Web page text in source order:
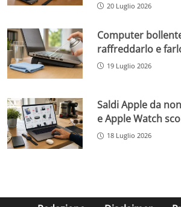
20 Luglio 2026
Computer
raffreddarlo e
19 Luglio 2026
Saldi Apple da
e Apple Watch
18 Luglio 2026